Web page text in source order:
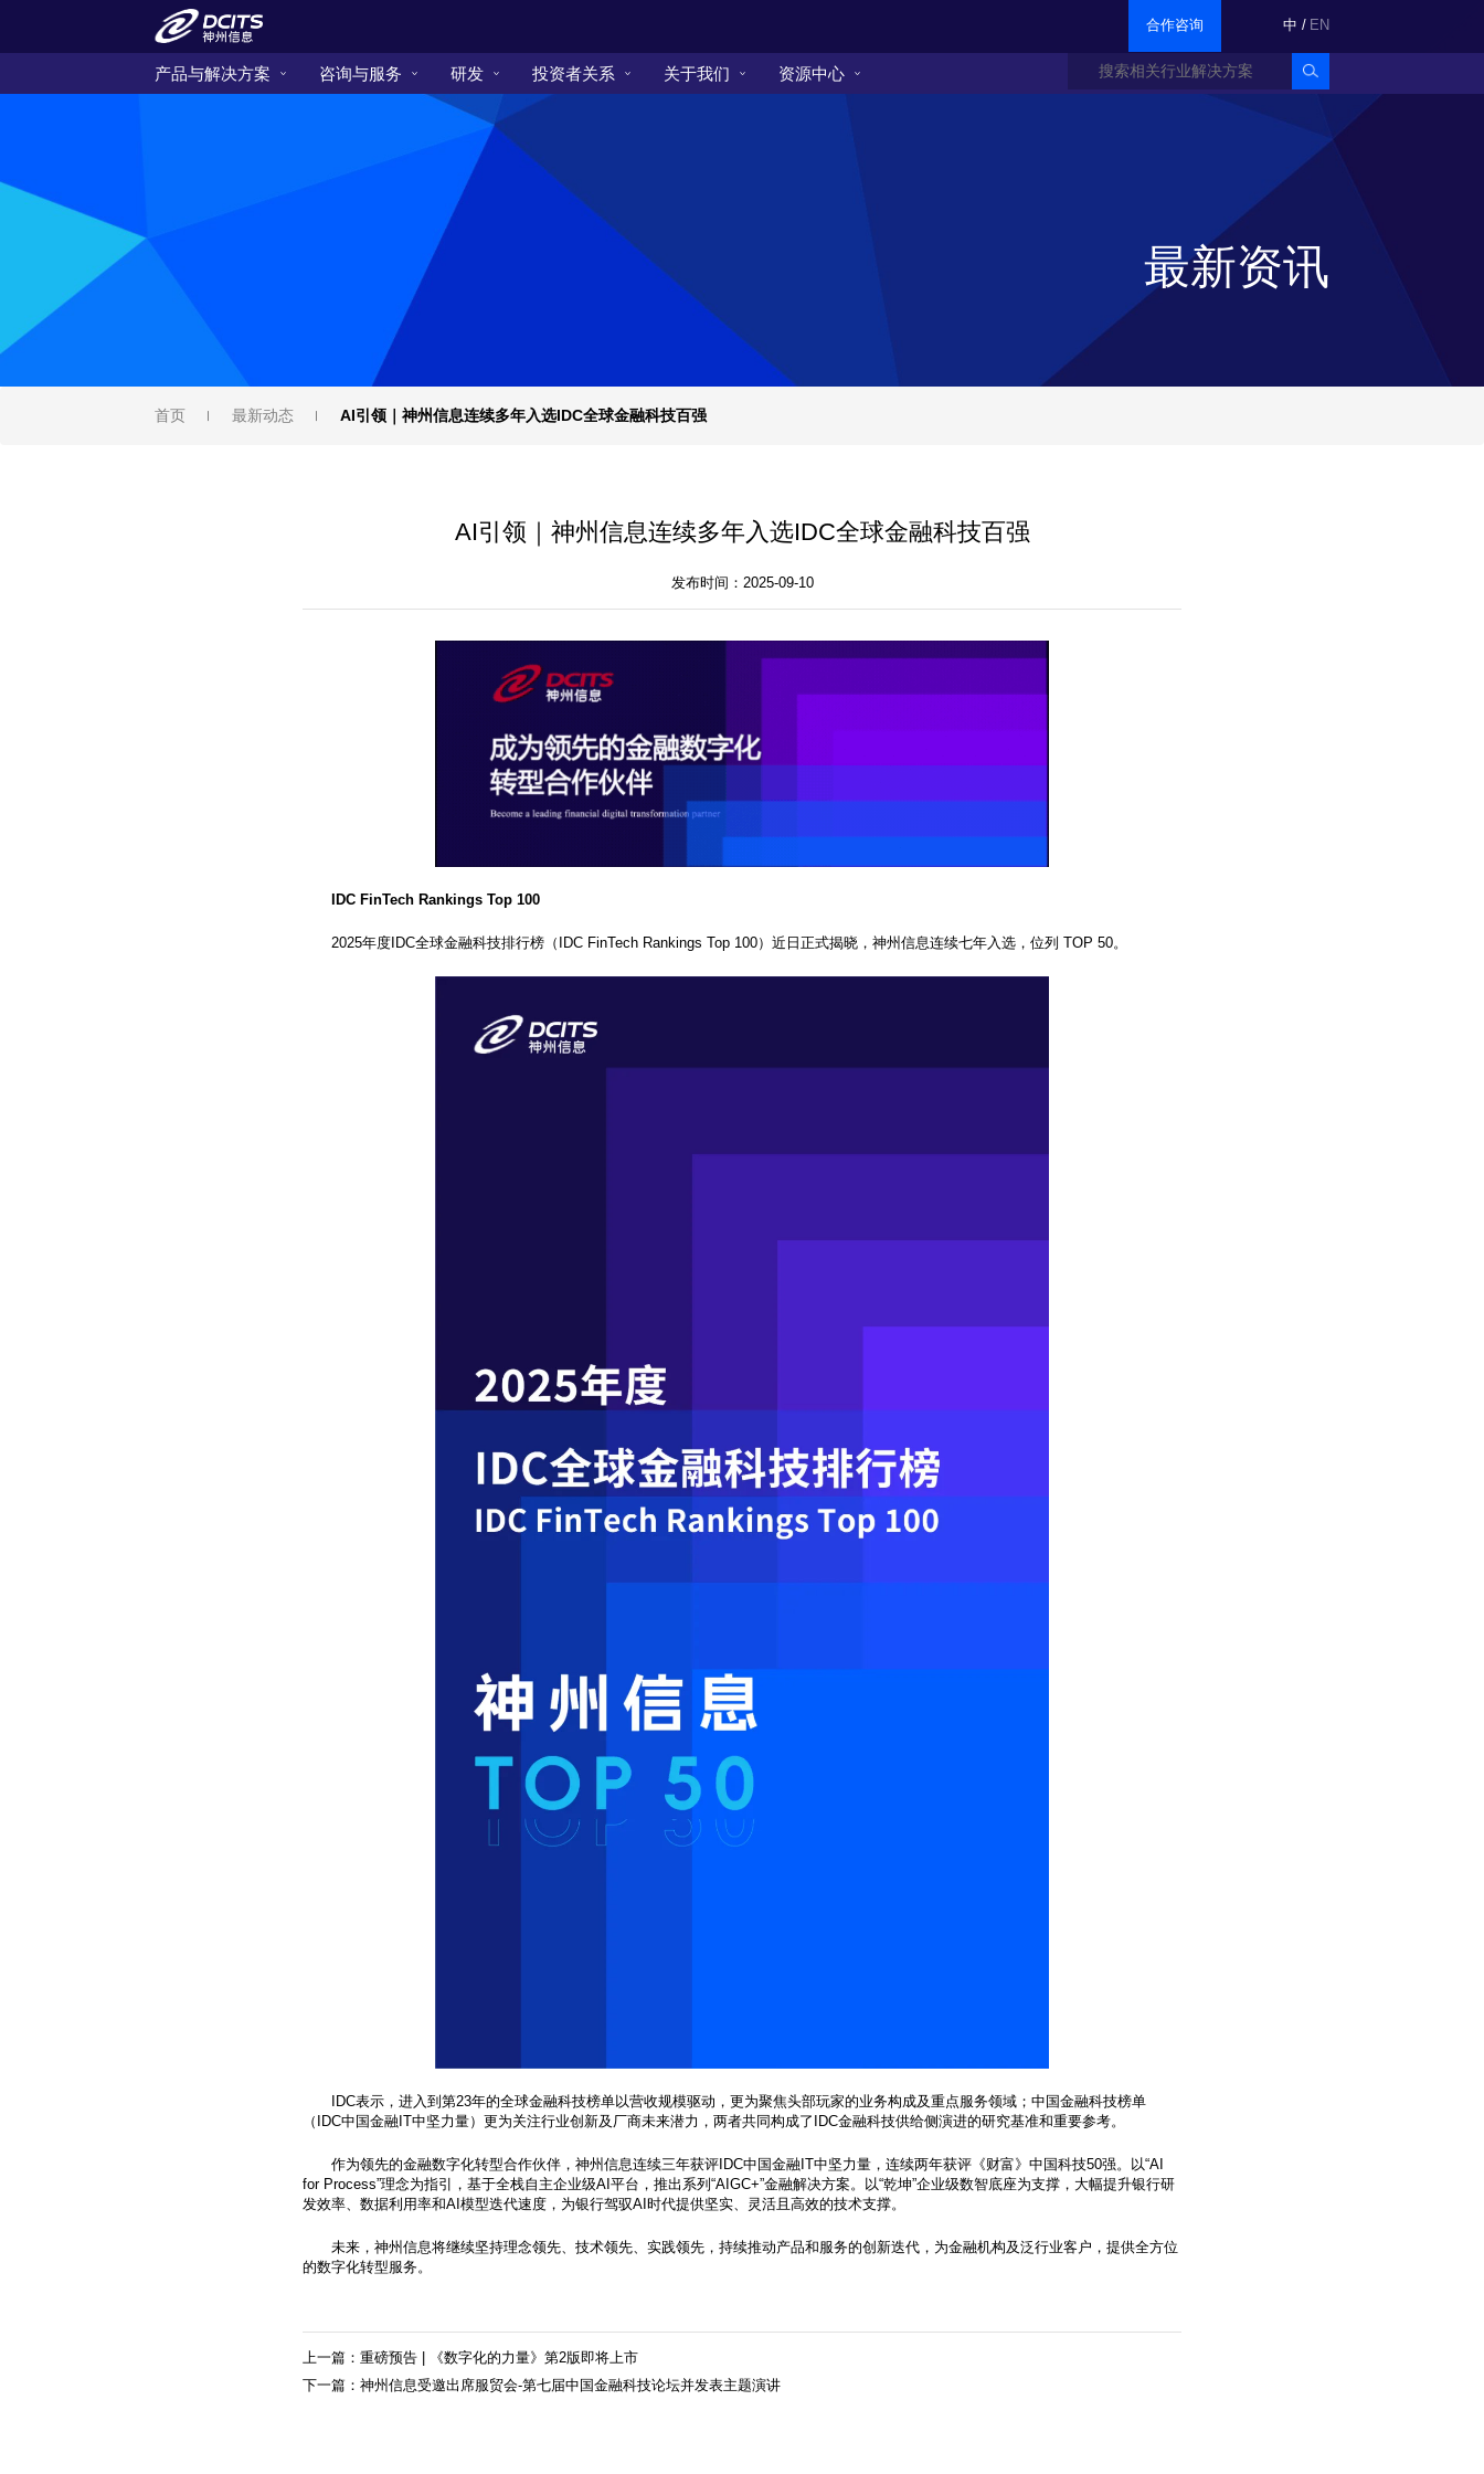
合作咨询 中 / EN
产品与解决方案 咨询与服务 研发 投资者关系 关于我们 资源中心
最新资讯
首页 最新动态 AI引领｜神州信息连续多年入选IDC全球金融科技百强
AI引领｜神州信息连续多年入选IDC全球金融科技百强
发布时间：2025-09-10
IDC FinTech Rankings Top 100
2025年度IDC全球金融科技排行榜（IDC FinTech Rankings Top 100）近日正式揭晓，神州信息连续七年入选，位列 TOP 50。
IDC表示，进入到第23年的全球金融科技榜单以营收规模驱动，更为聚焦头部玩家的业务构成及重点服务领域；中国金融科技榜单
（IDC中国金融IT中坚力量）更为关注行业创新及厂商未来潜力，两者共同构成了IDC金融科技供给侧演进的研究基准和重要参考。
作为领先的金融数字化转型合作伙伴，神州信息连续三年获评IDC中国金融IT中坚力量，连续两年获评《财富》中国科技50强。以“AI
for Process”理念为指引，基于全栈自主企业级AI平台，推出系列“AIGC+”金融解决方案。以“乾坤”企业级数智底座为支撑，大幅提升银行研
发效率、数据利用率和AI模型迭代速度，为银行驾驭AI时代提供坚实、灵活且高效的技术支撑。
未来，神州信息将继续坚持理念领先、技术领先、实践领先，持续推动产品和服务的创新迭代，为金融机构及泛行业客户，提供全方位
的数字化转型服务。
上一篇：重磅预告 | 《数字化的力量》第2版即将上市
下一篇：神州信息受邀出席服贸会-第七届中国金融科技论坛并发表主题演讲